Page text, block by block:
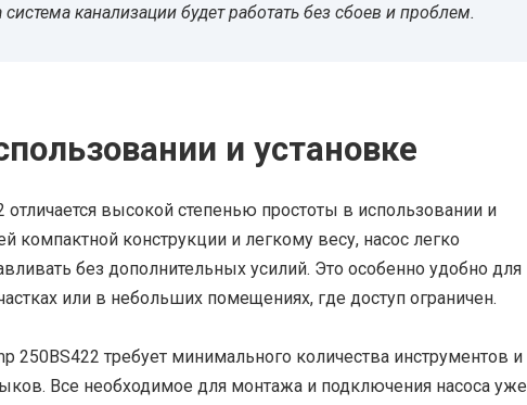
канализации будет работать без сбоев и проблем.
и установке
отличается высокой степенью простоты в использовании и
компактной конструкции и легкому весу, насос легко
без дополнительных усилий. Это особенно удобно для
или в небольших помещениях, где доступ ограничен.
250BS422 требует минимального количества инструментов и
Все необходимое для монтажа и подключения насоса уже